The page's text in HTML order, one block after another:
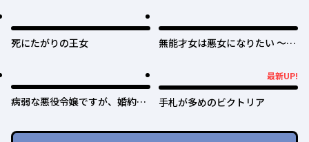
死にたがりの王女
無能才女は悪女になりたい ～義
爵様の溺愛に気づかない～
病弱な悪役令嬢ですが、婚約者
たち犬猿の仲でしたよね!?)
最新UP!
手札が多めのビクトリア